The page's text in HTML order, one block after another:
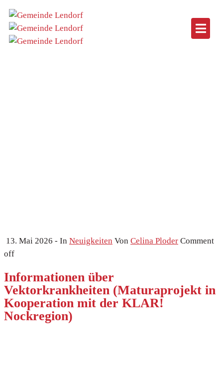
13. Mai 2026 - In Neuigkeiten Von Celina Ploder Comment
off
Informationen über
Vektorkrankheiten (Maturaprojekt in
Kooperation mit der KLAR!
Nockregion)